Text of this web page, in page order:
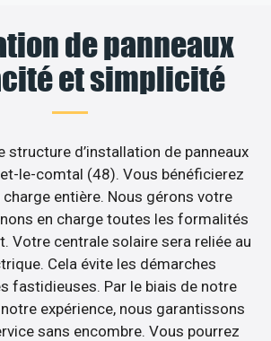
de panneaux
et simplicité
structure d’installation de panneaux
le-comtal (48). Vous bénéficierez
charge entière. Nous gérons votre
en charge toutes les formalités
Votre centrale solaire sera reliée au
Cela évite les démarches
fastidieuses. Par le biais de notre
expérience, nous garantissons
sans encombre. Vous pourrez